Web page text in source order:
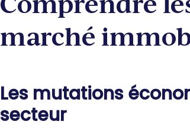
marché
Les mutations
secteur